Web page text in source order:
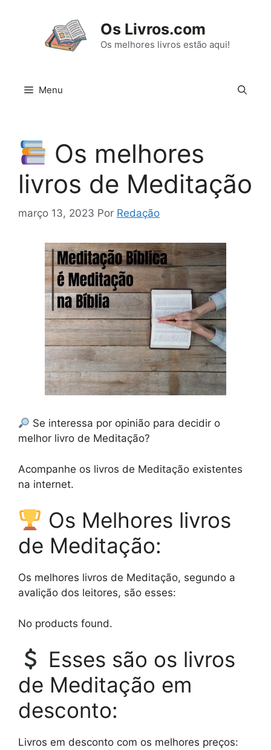
Os Livros.com
Os melhores livros estão aqui!
Menu
Os melhores
livros de Meditação
março 13, 2023 Por Redação
Se interessa por opinião para decidir o
melhor livro de Meditação?
Acompanhe os livros de Meditação existentes
na internet.
Os Melhores livros
de Meditação:
Os melhores livros de Meditação, segundo a
avalição dos leitores, são esses:
No products found.
Esses são os livros
de Meditação em
desconto:
Livros em desconto com os melhores preços: